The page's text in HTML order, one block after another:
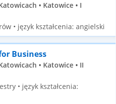
• Katowice • I
• język kształcenia: angielski
Business
• Katowice • II
• język kształcenia: